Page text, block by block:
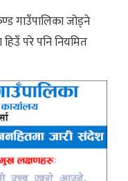
गाउँपालिका जोड्ने
परे पनि नियमित